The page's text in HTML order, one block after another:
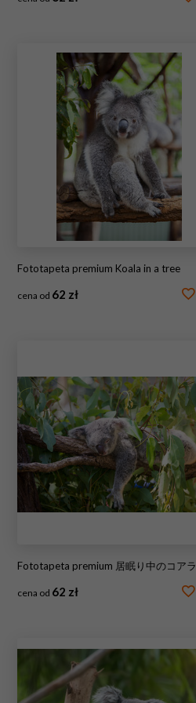
Fototapeta premium Koala in a tree
cena od 62 zł
Fototapeta premium 居眠り中のコアラ
cena od 62 zł